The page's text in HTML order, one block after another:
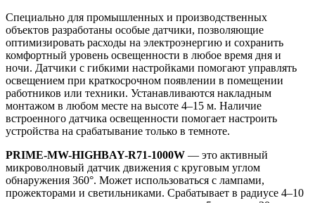
Специально для промышленных и производственных
объектов разработаны особые датчики, позволяющие
оптимизировать расходы на электроэнергию и сохранить
комфортный уровень освещенности в любое время дня и
ночи. Датчики с гибкими настройками помогают управлять
освещением при краткосрочном появлении в помещении
работников или техники. Устанавливаются накладным
монтажом в любом месте на высоте 4–15 м. Наличие
встроенного датчика освещенности помогает настроить
устройства на срабатывание только в темноте.
PRIME-MW-HIGHBAY-R71-1000W — это активный
микроволновый датчик движения с круговым углом
обнаружения 360°. Может использоваться с лампами,
прожекторами и светильниками. Срабатывает в радиусе 4–10